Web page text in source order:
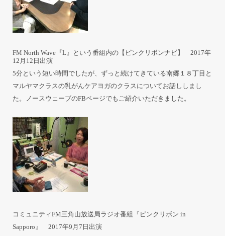
FM North Wave『L』という番組内の【ピンクリボンナビ】 2017年
12月12日出演
5分という短い時間でしたが、ずっと続けてきている南郷１８丁目と
マルヤマクラスの乳がんケアヨガのクラスについてお話ししまし
た。ノースウェーブのFBページでもご紹介いただきました。
コミュニティFM三角山放送局ラジオ番組『ピンクリボン in
Sapporo』 2017年9月7日出演